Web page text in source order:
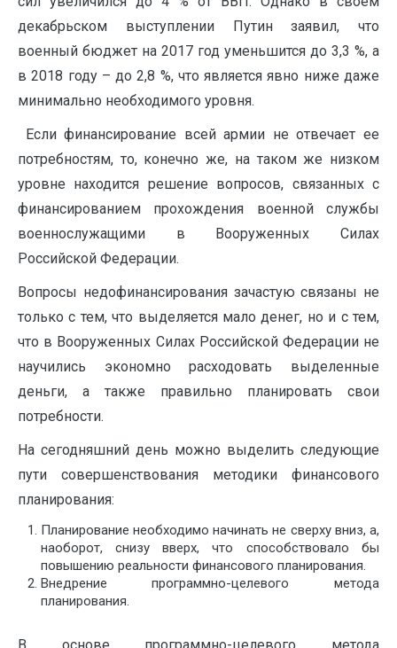
декабрьском выступлении Путин заявил, что
военный бюджет на 2017 год уменьшится до 3,3 %, а
в 2018 году – до 2,8 %, что является явно ниже даже
минимально необходимого уровня.
Если финансирование всей армии не отвечает ее
потребностям, то, конечно же, на таком же низком
уровне находится решение вопросов, связанных с
финансированием прохождения военной службы
военнослужащими в Вооруженных Силах
Российской Федерации.
Вопросы недофинансирования зачастую связаны не
только с тем, что выделяется мало денег, но и с тем,
что в Вооруженных Силах Российской Федерации не
научились экономно расходовать выделенные
деньги, а также правильно планировать свои
потребности.
На сегодняшний день можно выделить следующие
пути совершенствования методики финансового
планирования:
Планирование необходимо начинать не сверху вниз, а,
наоборот, снизу вверх, что способствовало бы
повышению реальности финансового планирования.
Внедрение программно-целевого метода
планирования.
В основе программно-целевого метода